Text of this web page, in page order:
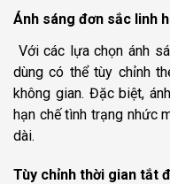
Ánh sáng đơn sắc linh
Với các lựa chọn ánh
dùng có thể tùy chỉnh
không gian. Đặc biệt,
hạn chế tình trạng nhức
dài.
Tùy chỉnh thời gian tắt